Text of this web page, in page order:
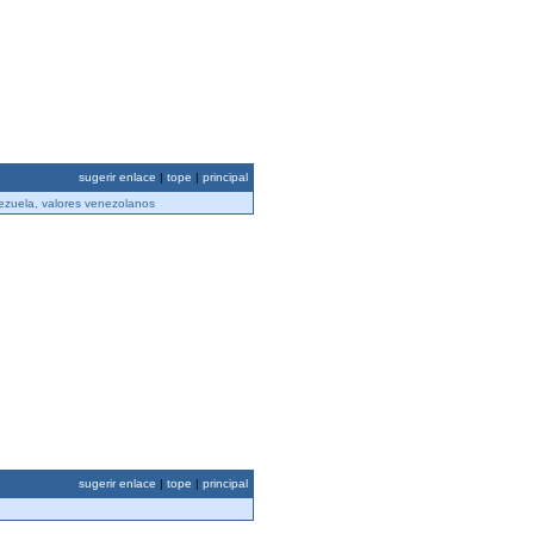
sugerir enlace | tope | principal
valores venezolanos
sugerir enlace | tope | principal